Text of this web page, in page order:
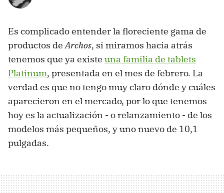
Es complicado entender la floreciente gama de
productos deArchos, si miramos hacia atrás
tenemos que ya existe una familia de tablets
Platinum, presentada en el mes de febrero. La
verdad es que no tengo muy claro dónde y cuáles
aparecieron en el mercado, por lo que tenemos
hoy es la actualización - o relanzamiento - de los
modelos más pequeños, y uno nuevo de 10,1
pulgadas.